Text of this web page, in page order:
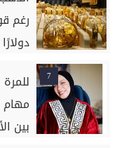
دولارًا
7
مهام
بين